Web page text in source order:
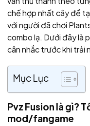
chế hợp nhất cây để
với người đã chơi
combo lạ. Dưới đây là
cân nhắc trước khi trải
Mục Lục
Pvz Fusion là gì?
mod/fangame